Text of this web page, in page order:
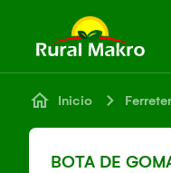
Inicio
BOTA DE